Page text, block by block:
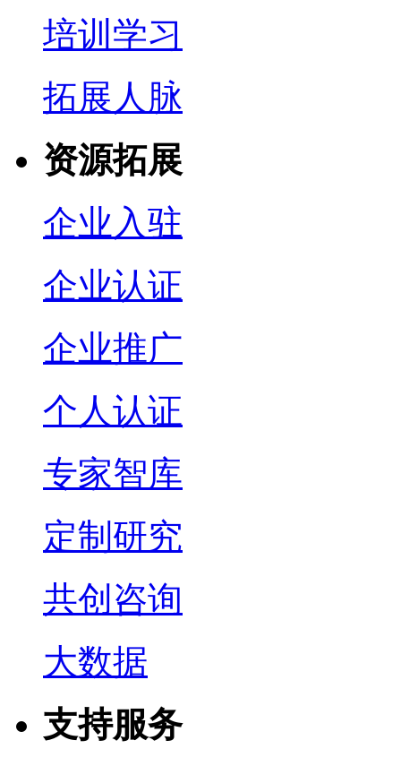
培训学习
拓展人脉
资源拓展
企业入驻
企业认证
企业推广
个人认证
专家智库
定制研究
共创咨询
大数据
支持服务